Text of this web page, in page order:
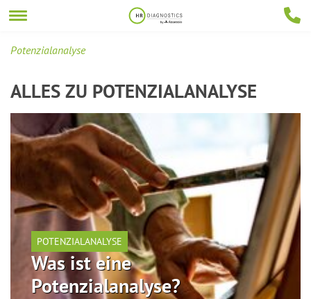
Potenzialanalyse
ALLES ZU POTENZIALANALYSE
POTENZIALANALYSE
Was ist eine
Potenzialanalyse?